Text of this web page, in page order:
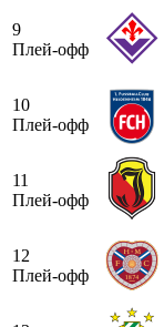
9
Плей-офф
10
Плей-офф
11
Плей-офф
12
Плей-офф